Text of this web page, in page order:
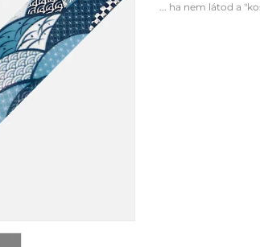
... ha nem látod a